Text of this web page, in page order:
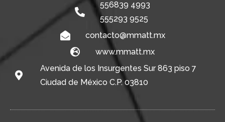
556839 4993
555293 9525
contacto@mmatt.mx
www.mmatt.mx
Avenida de los Insurgentes Sur 863 piso 7
Ciudad de México C.P. 03810